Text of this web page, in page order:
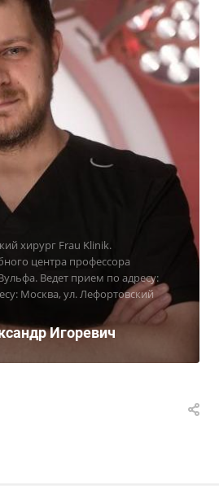
хирург Frau Klinik.
центра профессора
Ведет прием по адресу:
Москва, ул. Лефортовский
Игоревич